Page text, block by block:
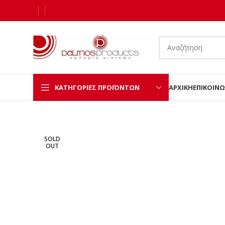
ΚΑΤΗΓΟΡΊΕΣ ΠΡΟΪΌΝΤΩΝ ΑΡΧΙΚΉ
SOLD
OUT